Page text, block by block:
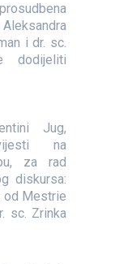
i dr. sc.
dodijeliti
Jug,
na
za rad
diskursa:
od Mestrie
sc. Zrinka